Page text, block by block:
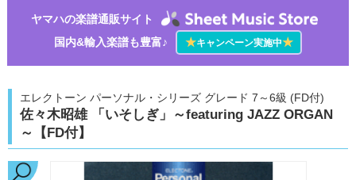
ヤマハの楽譜通販サイト
国内&輸入楽譜も豊富♪
★キャンペーン実施中★
エレクトーン パーソナル・シリーズ グレード 7～6級 (FD付)
佐々木昭雄 「いそしぎ」～featuring JAZZ ORGAN
～【FD付】